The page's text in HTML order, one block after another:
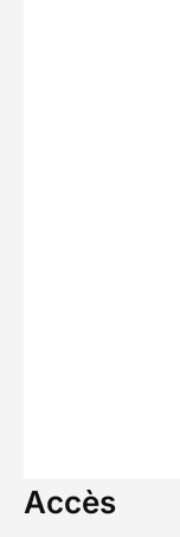
Accès